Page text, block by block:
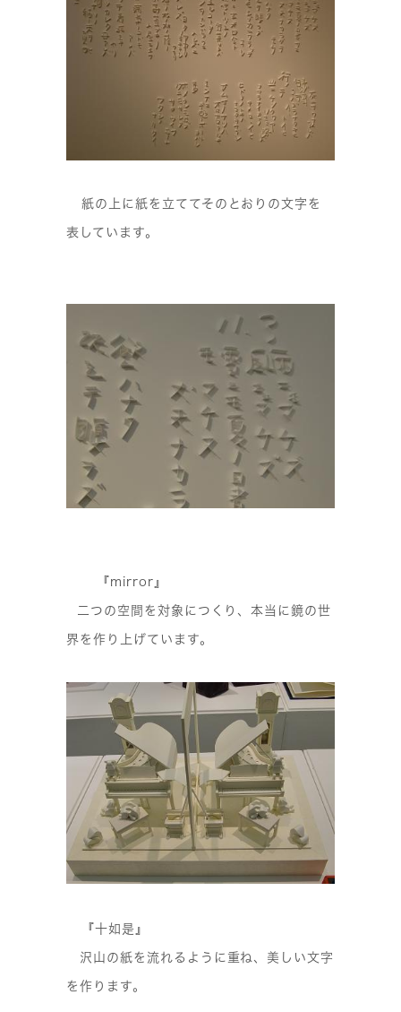
紙の上に紙を立ててそのとおりの文字を
表しています。
『mirror』
二つの空間を対象につくり、本当に鏡の世
界を作り上げています。
『十如是』
沢山の紙を流れるように重ね、美しい文字
を作ります。